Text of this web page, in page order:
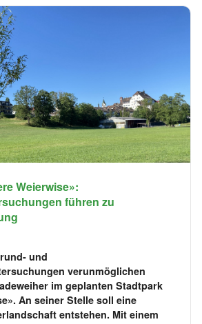
Weierwise»:
führen zu
und
verunmöglichen
im geplanten Stadtpark
An seiner Stelle soll eine
entstehen. Mit einem